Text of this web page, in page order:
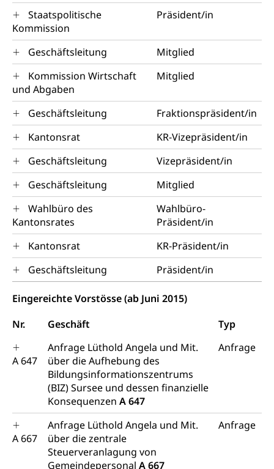
Staatspolitische
Kommission
Präsident/in
Geschäftsleitung
Mitglied
Kommission Wirtschaft
und Abgaben
Mitglied
Geschäftsleitung
Fraktionspräsident/in
Kantonsrat
KR-Vizepräsident/in
Geschäftsleitung
Vizepräsident/in
Geschäftsleitung
Mitglied
Wahlbüro des
Kantonsrates
Wahlbüro-
Präsident/in
Kantonsrat
KR-Präsident/in
Geschäftsleitung
Präsident/in
Eingereichte Vorstösse (ab Juni 2015)
Nr.
Geschäft Typ
A 647
Anfrage Lüthold Angela und Mit.
über die Aufhebung des
Bildungsinformationszentrums
(BIZ) Sursee und dessen finanzielle
Konsequenzen A 647
Anfrage
A 667
Anfrage Lüthold Angela und Mit.
über die zentrale
Steuerveranlagung von
Gemeindepersonal A 667
Anfrage
Strafregisterauszug bestellen (EJPD)
Vormund, Amtsvormund, Mündel,
Vormundschaftsbehörde, Kindesschutz,
Jugendschutz
Kindes- und Erwachsenenschutz KESB
Kindes- und Erwachsenenschutzbehörden im
Umwelt und Bauen
Abfall
Abfallentsorgung, Kehrichtabfuhr, Müllabfuhr
Abfall und Entsorgung
Gemeindeverbände für Abfallentsorgung
Boden, Natur und Landschaft
Bodenschutz, Landschaftsschutz, Gewässerschutz,
Naturschutz, Umweltschutz
Natur (Dienststelle Landwirtschaft und
Wald)
Natur- und Lanschaftsschutz (GEO-Portal
Chemie und Gifte
Giftabfälle, Giftmüll, Schadstoffe, Giftstoffe, Störfall
Sonderabfälle und Gifte (Umweltberatung
Luzern)
Eigentum
Energieverbrauch, Stromverbrauch, Energiequelle,
Windenergie, Wasserkraft, Sonnenenergie, fossile
Energie, erneuerbare Energie, Biomasse
Energiefachstellenkonferenz Zentralschweiz
Grundbuch
Grundbucheintrag, Grundbuchamt,
Grundeigentum, Grundstück
Grundbuch
Luft und Klima